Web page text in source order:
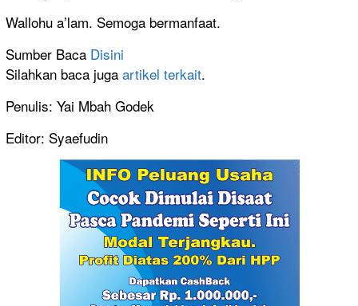
Wallohu a’lam. Semoga bermanfaat.
Sumber Baca Disini
Silahkan baca juga artikel terkait.
Penulis: Yai Mbah Godek
Editor: Syaefudin